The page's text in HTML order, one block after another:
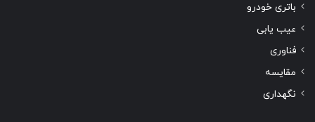
باتری خودرو
عیب یابی
فناوری
مقایسه
نگهداری